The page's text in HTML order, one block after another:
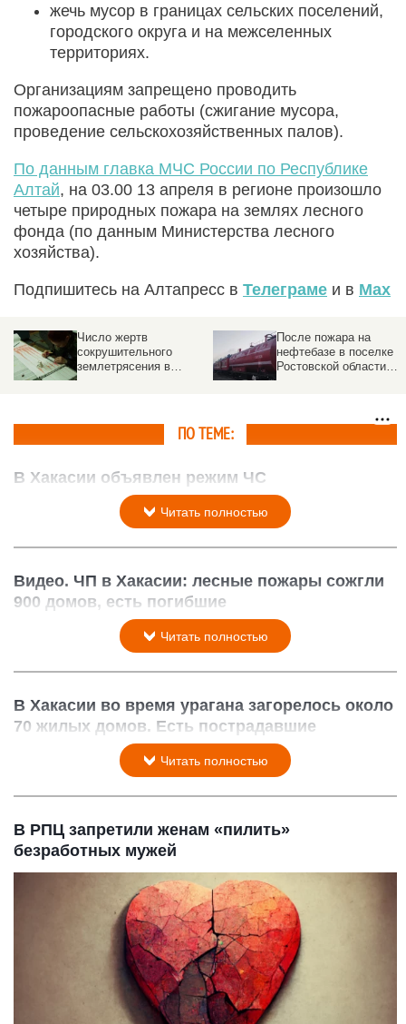
жечь мусор в границах сельских поселений,
городского округа и на межселенных
территориях.
Организациям запрещено проводить
пожароопасные работы (сжигание мусора,
проведение сельскохозяйственных палов).
По данным главка МЧС России по Республике
Алтай, на 03.00 13 апреля в регионе произошло
четыре природных пожара на землях лесного
фонда (по данным Министерства лесного
хозяйства).
Подпишитесь на Алтапресс в Телеграме и в Max
Число жертв
сокрушительного
землетрясения в
После пожара на
нефтебазе в поселке
Ростовской области
ПО ТЕМЕ:
В Хакасии объявлен режим ЧС
Читать полностью
Видео. ЧП в Хакасии: лесные пожары сожгли
900 домов, есть погибшие
Читать полностью
В Хакасии во время урагана загорелось около
70 жилых домов. Есть пострадавшие
Читать полностью
В РПЦ запретили женам «пилить»
безработных мужей